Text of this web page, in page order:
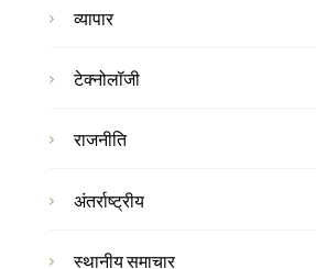
व्यापार
टेक्नोलॉजी
राजनीति
अंतर्राष्ट्रीय
स्थानीय समाचार